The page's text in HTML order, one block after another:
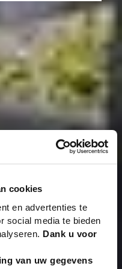
cookies
en advertenties te
social media te bieden
Dank u voor
van uw gegevens